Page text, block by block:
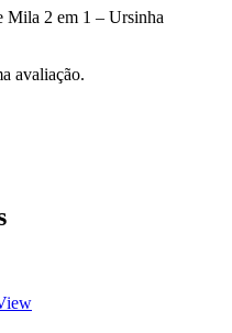
Mila 2 em 1 – Ursinha
avaliação.